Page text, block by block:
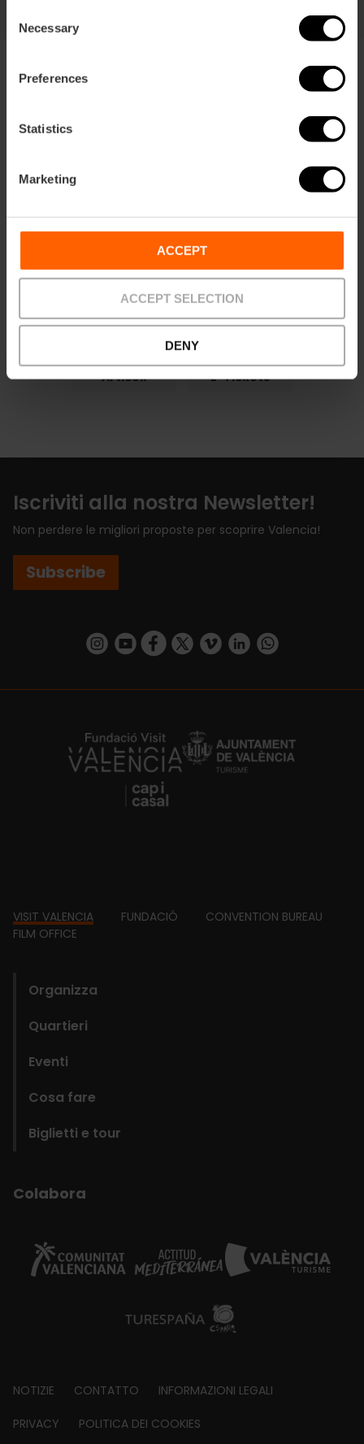
Selection
Necessary
Preferences
Statistics
Marketing
ACCEPT
ACCEPT SELECTION
DENY
FAQs
Pagamenti Reso Punti di ritiro
Articoli E-Tickets
Iscriviti alla nostra Newsletter!
Non perdere le migliori proposte per scoprire Valencia!
Subscribe
https://www.instagram.com/visit_valencia/
https://www.youtube.com/user/
https://www.facebook.com/
https://twitter.com/VisitaValencia
https://vimeo.com/
https://www.linkedin.com/company/turismo-valencia/https://api.whatsapp.com/send/
https://fundacion.visitvalencia.com/
Footer
VISIT VALENCIA FUNDACIÓ
CONVENTION BUREAU
FILM OFFICE
Organizza
Quartieri
Eventi
Cosa fare
Biglietti e tour
Colabora
Footer
about
NOTIZIE CONTATTO INFORMAZIONI LEGALI
PRIVACY POLITICA DEI COOKIES